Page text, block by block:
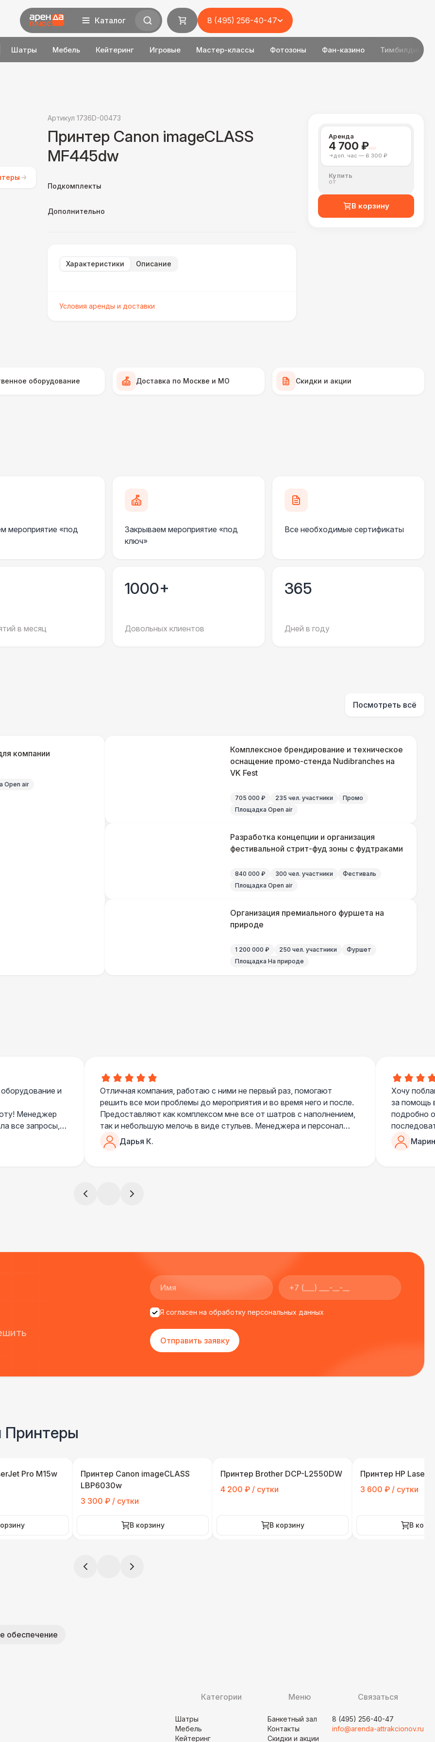
Шатры Мебель Кейтеринг Игровые Мастер-классы Фотозоны Фан-казино Тимбилдинг
Каталог 8 (495) 256-40-47
Артикул 1736D-00473
Принтер Canon imageCLASS
MF445dw
Подкомплекты
Дополнительно
Характеристики Описание
Условия аренды и доставки
Аренда
4 700 ₽
доп. час — 6 300 ₽
Купить
от
В корзину
оборудование Доставка по Москве и МО Скидки и акции
мероприятие «под
Закрываем мероприятие «под
ключ»
Все необходимые сертификаты
в месяц
1000+
Довольных клиентов
365
Дней в году
Посмотреть всё
компании
Open air
Комплексное брендирование и техническое
оснащение промо-стенда Nudibranches на
VK Fest
705 000 ₽ 235 чел. участники
Промо
Площадка Open air
Разработка концепции и организация
фестивальной стрит-фуд зоны с фудтраками
840 000 ₽ 300 чел. участники
Фестиваль
Площадка Open air
Организация премиального фуршета на
природе
1 200 000 ₽ 250 чел. участники
Фуршет
Площадка На природе
и
Менеджер
все запросы,
тревоги
Отличная компания, работаю с ними не первый раз, помогают
решить все мои проблемы до мероприятия и во время него и после.
Предоставляют как комплексом мне все от шатров с наполнением,
так и небольшую мелочь в виде стульев. Менеджера и персонал
очень понимающий, честный всегда подскажут что лучше взять и
чем дополнить праздник. Очень люблю работать именно с ними,
Дарья К.
Хочу
за помощь
подробно
Романом,
«Рука с
Я согласен на обработку персональных данных
Отправить заявку
Принтеры
Pro M15w
Принтер Canon imageCLASS
LBP6030w
3 300 ₽ / сутки
В корзину
Принтер Brother DCP-L2550DW
4 200 ₽ / сутки
В корзину
Принтер HP
3 600 ₽ / сутки
В
обеспечение
Категории
Шатры
Мебель
Кейтеринг
Меню
Банкетный зал
Контакты
Скидки и акции
Связаться
8 (495) 256-40-47
info@arenda-attrakcionov.ru